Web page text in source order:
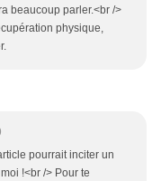
beaucoup parler.<br />
physique,
pourrait inciter un
!<br /> Pour te